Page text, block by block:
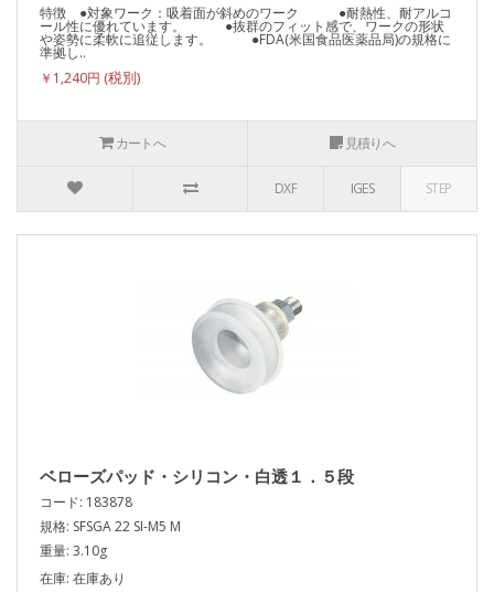
特徴 ●対象ワーク：吸着面が斜めのワーク ●耐熱性、耐アルコ
ール性に優れています。 ●抜群のフィット感で、ワークの形状
や姿勢に柔軟に追従します。 ●FDA(米国食品医薬品局)の規格に
準拠し..
￥1,240円
カートへ 見積りへ
DXF IGES STEP
ベローズパッド・シリコン・白透１．５段
コード: 183878
規格: SFSGA 22 SI-M5 M
重量: 3.10g
在庫: 在庫あり